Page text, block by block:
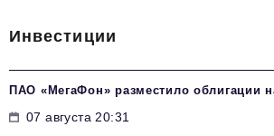
Инвестиции
ПАО «МегаФон» разместило облигации
07 августа 20:31